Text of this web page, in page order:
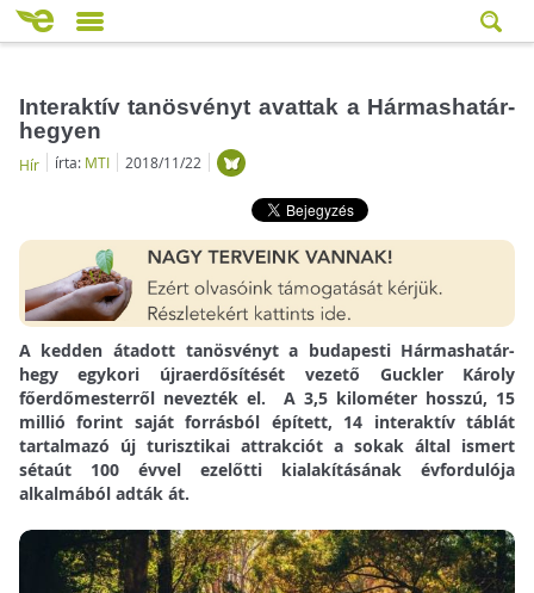
Interaktív tanösvényt avattak a Hármashatár-
hegyen
Hír írta: MTI 2018/11/22
A kedden átadott tanösvényt a budapesti Hármashatár-
hegy egykori újraerdősítését vezető Guckler Károly
főerdőmesterről nevezték el. A 3,5 kilométer hosszú, 15
millió forint saját forrásból épített, 14 interaktív táblát
tartalmazó új turisztikai attrakciót a sokak által ismert
sétaút 100 évvel ezelőtti kialakításának évfordulója
alkalmából adták át.